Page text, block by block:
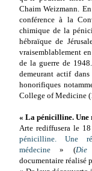
Chaim Weizmann.
conférence à la
chimique de la
hébraïque de
vraisemblablement
de la guerre de
demeurant actif
honorifiques
College of Medicine
« La pénicilline. Une
Arte rediffusera le
pénicilline. Une
médecine » (Die
documentaire réalisé